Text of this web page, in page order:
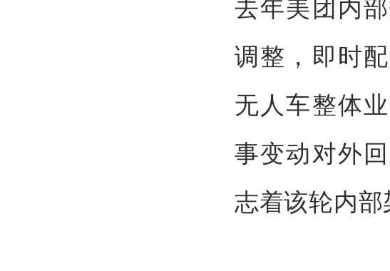
调整，即时
无人车整体
事变动对外
志着该轮内部